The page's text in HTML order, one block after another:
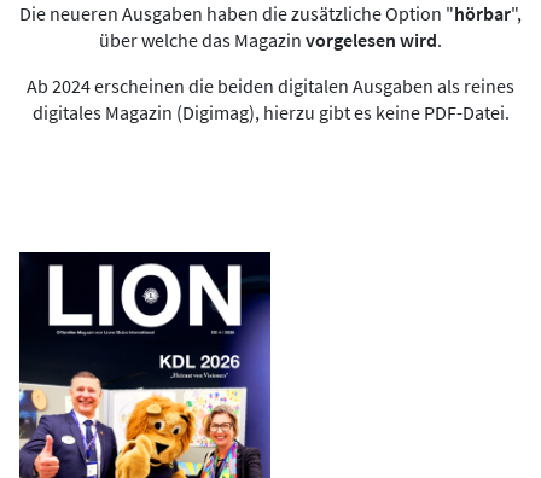
Die neueren Ausgaben haben die zusätzliche Option "hörbar",
über welche das Magazin vorgelesen wird.
Ab 2024 erscheinen die beiden digitalen Ausgaben als reines
digitales Magazin (Digimag), hierzu gibt es keine PDF-Datei.